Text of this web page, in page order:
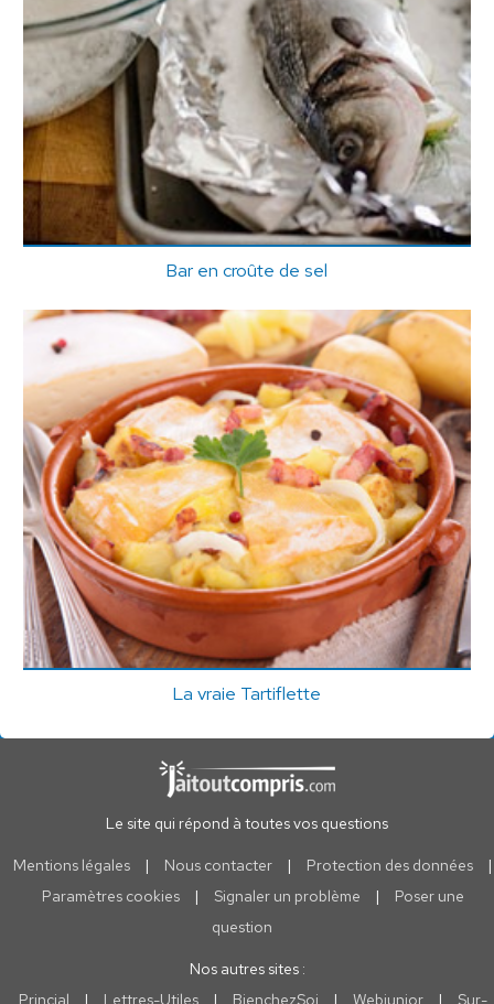
Bar en croûte de sel
La vraie Tartiflette
Le site qui répond à toutes vos questions
Mentions légales | Nous contacter | Protection des données
|
Paramètres cookies
| Signaler un problème |
Poser une
question
Nos autres sites :
Princial
| Lettres-Utiles | BienchezSoi | Webjunior | Sur-